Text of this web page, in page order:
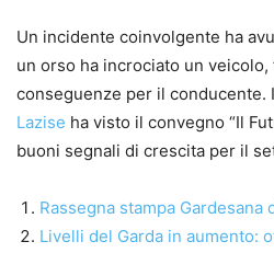
Un incidente coinvolgente ha
un orso ha incrociato un
conseguenze per il conducente.
Lazise ha visto il convegno “Il
buoni segnali di crescita per il
Rassegna stampa Gardesana
Livelli del Garda in aumento: